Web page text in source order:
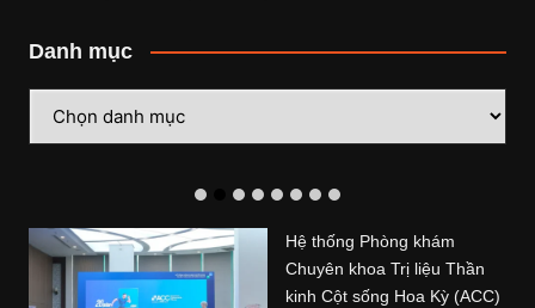
Danh mục
mục
Hệ thống Phòng khám
Chuyên khoa Trị liệu Thần
kinh Cột sống Hoa Kỳ (ACC)